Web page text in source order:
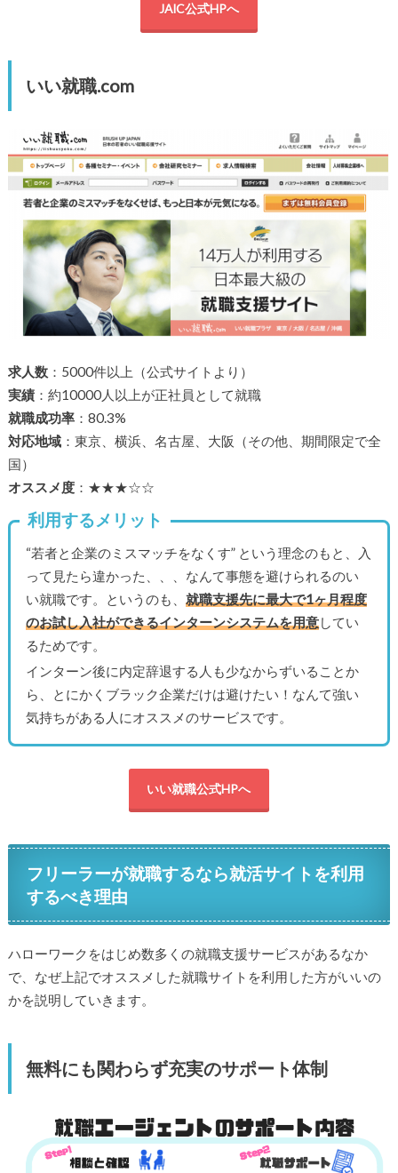
JAIC公式HPへ
いい就職.com
求人数：5000件以上（公式サイトより）
実績：約10000人以上が正社員として就職
就職成功率：80.3%
対応地域：東京、横浜、名古屋、大阪（その他、期間限定で全
国）
オススメ度：★★★☆☆
利用するメリット
“若者と企業のミスマッチをなくす” という理念のもと、入
って見たら違かった、、、なんて事態を避けられるのい
い就職です。というのも、就職支援先に最大で1ヶ月程度
のお試し入社ができるインターンシステムを用意してい
るためです。
インターン後に内定辞退する人も少なからずいることか
ら、とにかくブラック企業だけは避けたい！なんて強い
気持ちがある人にオススメのサービスです。
いい就職公式HPへ
フリーラーが就職するなら就活サイトを利用
するべき理由
ハローワークをはじめ数多くの就職支援サービスがあるなか
で、なぜ上記でオススメした就職サイトを利用した方がいいの
かを説明していきます。
無料にも関わらず充実のサポート体制